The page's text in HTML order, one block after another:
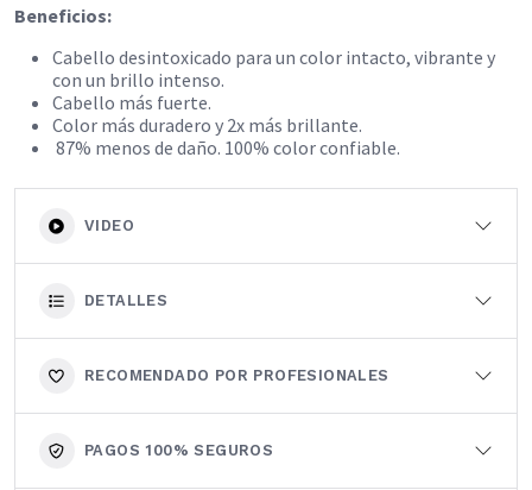
Beneficios:
Cabello desintoxicado para un color intacto, vibrante y
con un brillo intenso.
Cabello más fuerte.
Color más duradero y 2x más brillante.
87% menos de daño. 100% color confiable.
VIDEO
DETALLES
RECOMENDADO POR PROFESIONALES
PAGOS 100% SEGUROS